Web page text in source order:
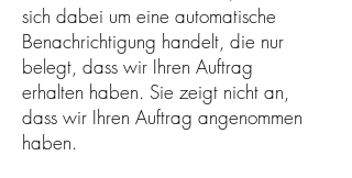
sich dabei um eine automatische
Benachrichtigung handelt, die nur
belegt, dass wir Ihren Auftrag
erhalten haben. Sie zeigt nicht an,
dass wir Ihren Auftrag angenommen
haben.